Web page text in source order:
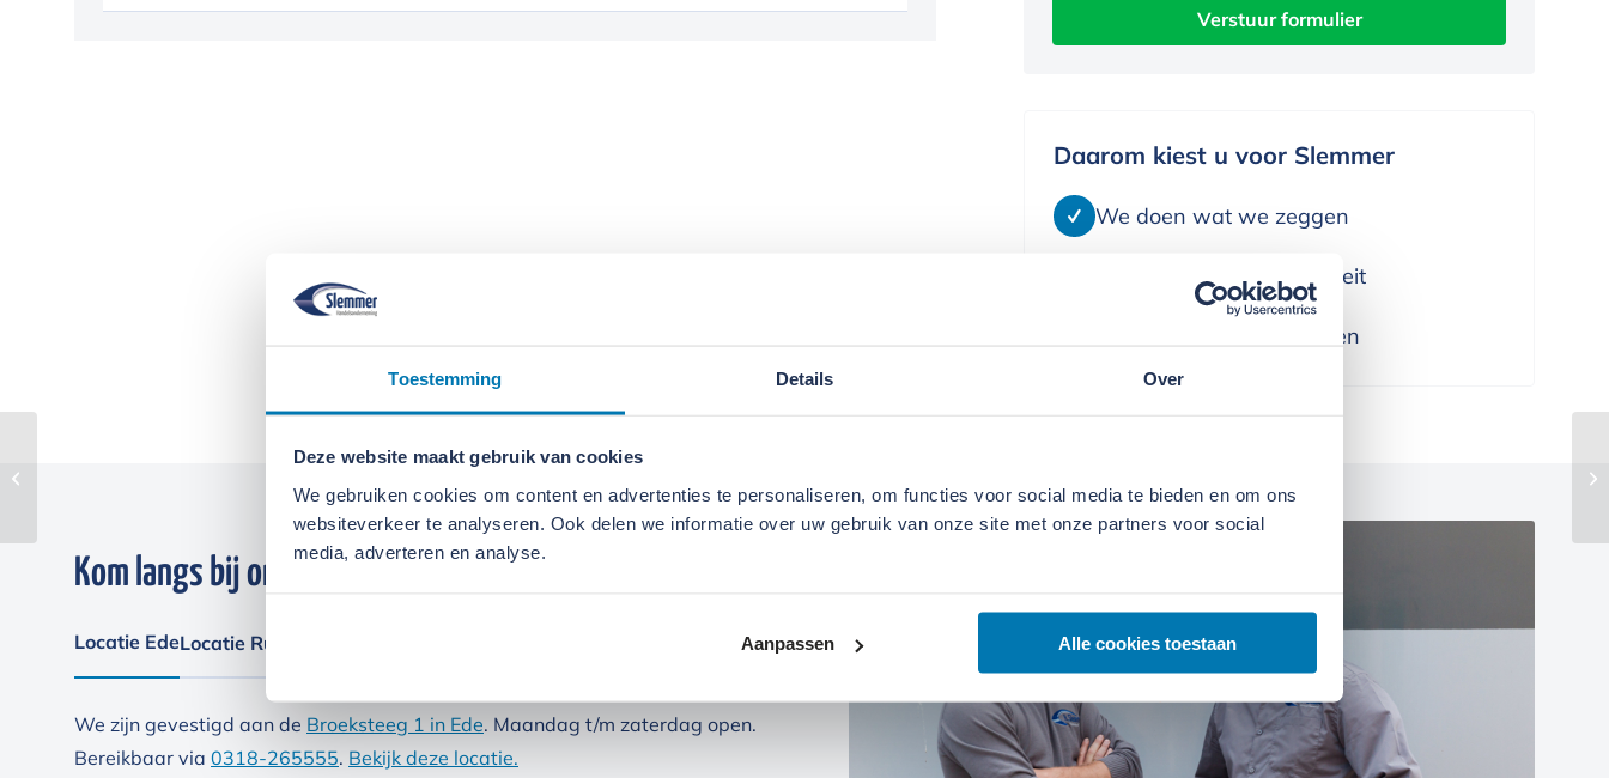
Toestemming Details Over
Deze website maakt gebruik van cookies
We gebruiken cookies om content en advertenties te personaliseren, om functies voor social media te bieden en om ons
websiteverkeer te analyseren. Ook delen we informatie over uw gebruik van onze site met onze partners voor social
media, adverteren en analyse.
Aanpassen Alle cookies toestaan
Verstuur formulier
Daarom kiest u voor Slemmer
We doen wat we zeggen
We leveren alleen kwaliteit
We denken in oplossingen
Kom langs bij onze locaties
Locatie EdeLocatie Ruinerwold
We zijn gevestigd aan de Broeksteeg 1 in Ede. Maandag t/m zaterdag open.
Bereikbaar via 0318-265555. Bekijk deze locatie.